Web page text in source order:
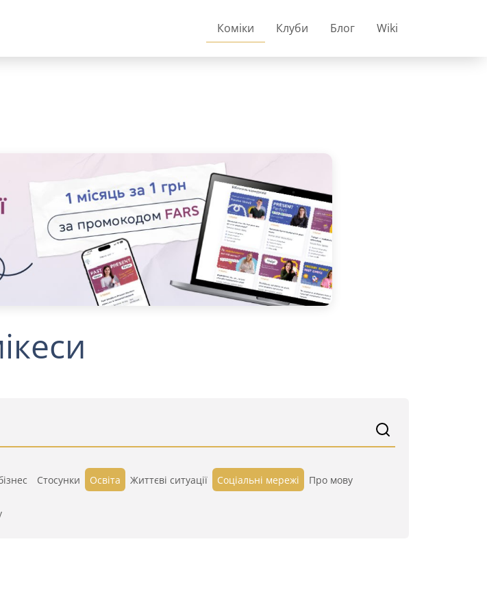
Коміки Клуби Блог Wiki
Стосунки Освіта Життєві ситуації Cоціальні мережі Про мову